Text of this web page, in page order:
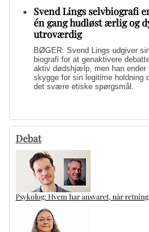
Svend Lings selvbiografi
én gang hudløst ærlig og
utroværdig
BØGER: Svend Lings udgiver
biografi for at genaktivere
aktiv dødshjælp, men han ender
skygge for sin legitime holdning
det svære etiske spørgsmål.
Debat
Psykolog: Hvem har ansvaret, når